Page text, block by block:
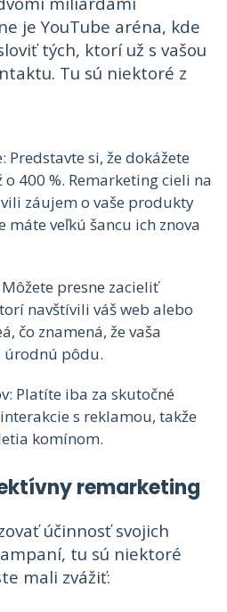
je YouTube aréna, kde
tých, ktorí už s vašou
Tu sú niektoré z
Predstavte si, že dokážete
400 %. Remarketing cieli na
záujem o vaše produkty
máte veľkú šancu ich znova
presne zacieliť
navštívili váš web alebo
čo znamená, že vaša
úrodnú pôdu.
Platíte iba za skutočné
s reklamou, takže
komínom.
remarketing
účinnosť svojich
tu sú niektoré
mali zvážiť: